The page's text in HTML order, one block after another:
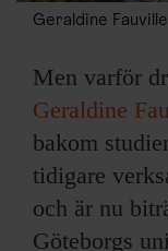
Geraldine
Men varför
Geraldine
bakom
tidigare
och är nu
Göteborgs